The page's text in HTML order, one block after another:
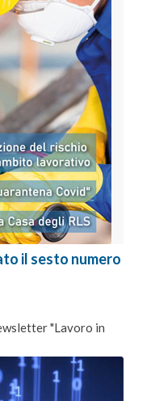
il sesto numero
"Lavoro in